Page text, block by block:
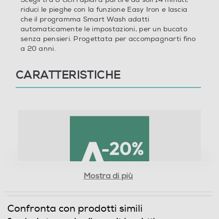
Controllo elettronico
Silence/Super Silence
riduci le pieghe con la funzione Easy Iron e lascia
che il programma Smart Wash adatti
automaticamente le impostazioni, per un bucato
senza pensieri. Progettata per accompagnarti fino
a 20 anni.
CARATTERISTICHE
20% meglio della classe A
Mostra di più
Confronta con prodotti simili